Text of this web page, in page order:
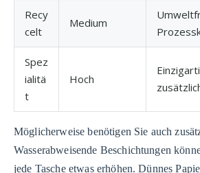
Recy
celt
Medium
Spez
ialitä
t
Hoch
Möglicherweise benötigen Sie auch
Wasserabweisende Beschichtungen
jede Tasche etwas erhöhen. Dünnes